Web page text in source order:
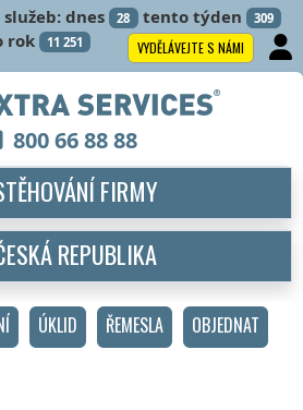
dnes 28 tento týden 309
rok 11 251 VYDĚLÁVEJTE S NÁMI
ÚKLID ŘEMESLA
OBJEDNAT
800 66 88 88
FIRMY
REPUBLIKA